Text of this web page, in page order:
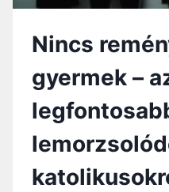
Nincs
gyermek –